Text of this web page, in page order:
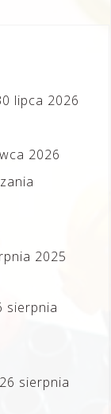
lipca 2026
2026
2025
sierpnia
26 sierpnia